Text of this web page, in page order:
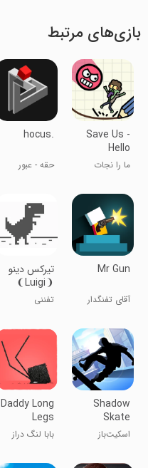
بازی‌های مرتبط
Save Us -
Hello
Zombie
ما را نجات
زامبی
hocus.
حقه - عبور
Mr Gun
آقای تفنگدار
تیرکس دینو
❨Luigi❩
تفننی
Shadow
Skate
اسکیت‌باز
Daddy Long
Legs
بابا لنگ دراز